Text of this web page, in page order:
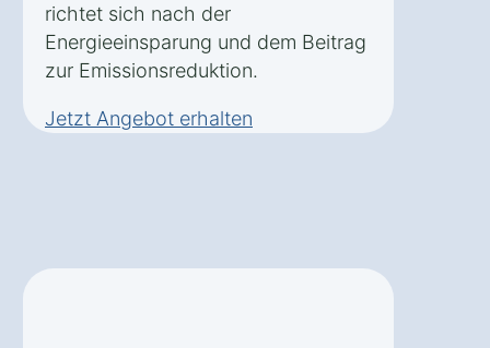
richtet sich nach der
Energieeinsparung und dem Beitrag
zur Emissionsreduktion.
Jetzt Angebot erhalten